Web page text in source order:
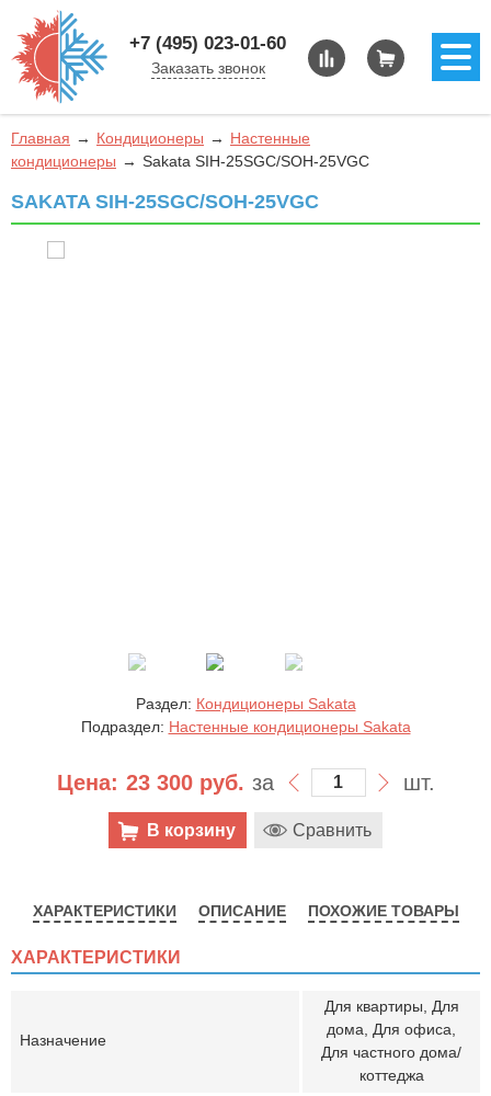
+7 (495) 023-01-60
Заказать звонок
Главная Кондиционеры
Настенные
кондиционеры
Sakata SIH-25SGC/SOH-25VGC
SAKATA SIH-25SGC/SOH-25VGC
Раздел: Кондиционеры Sakata
Подраздел: Настенные кондиционеры Sakata
Цена: 23 300 руб. за шт.
В корзину Сравнить
ХАРАКТЕРИСТИКИ ОПИСАНИЕ ПОХОЖИЕ ТОВАРЫ
ХАРАКТЕРИСТИКИ
Назначение
Для квартиры, Для
дома, Для офиса,
Для частного дома/
коттеджа